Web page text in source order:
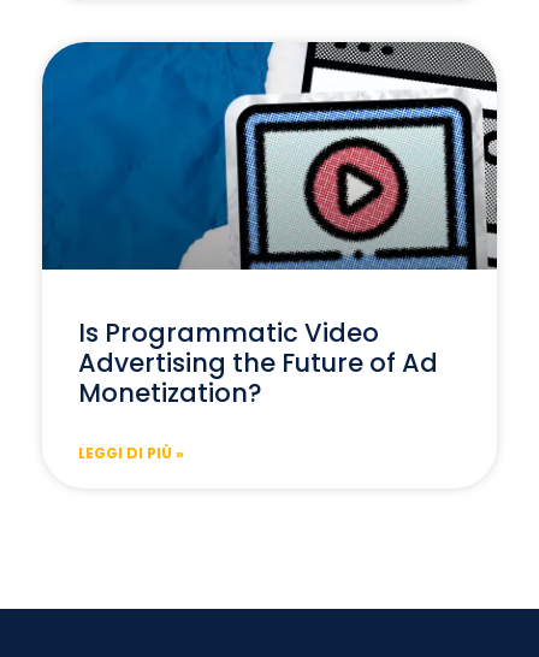
Is Programmatic Video
Advertising the Future of Ad
Monetization?
LEGGI DI PIÙ »